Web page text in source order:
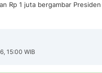
Rp 1 juta bergambar
15:00 WIB